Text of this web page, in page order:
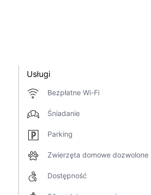
Usługi
Bezpłatne Wi-Fi
Śniadanie
Parking
Zwierzęta domowe dozwolone
Dostępność